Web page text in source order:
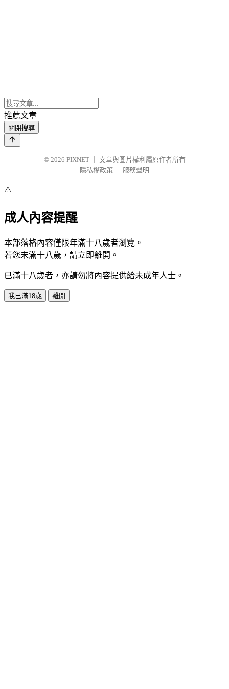
推薦文章
關閉搜尋
© 2026 PIXNET
文章與圖片權利屬原作者所有
隱私權政策
服務聲明
⚠️
成人內容提醒
本部落格內容僅限年滿十八歲者瀏覽。
若您未滿十八歲，請立即離開。
已滿十八歲者，亦請勿將內容提供給未成年人士。
我已滿18歲 離開